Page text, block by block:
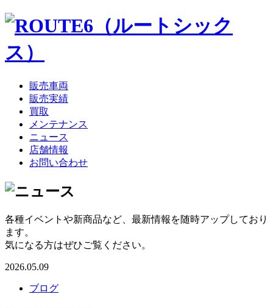
販売車両
販売実績
買取
メンテナンス
ニュース
店舗情報
お問い合わせ
各種イベントや新商品など、最新情報を随時アップしており
ます。
気になる方はぜひご覧ください。
2026.05.09
ブログ